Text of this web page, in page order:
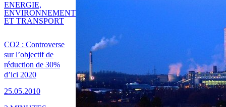
CO2 : Controverse
sur l’objectif de
réduction de 30%
d’ici 2020
25.05.2010
ENERGIE,
ENVIRONNEMENT
ET TRANSPORT